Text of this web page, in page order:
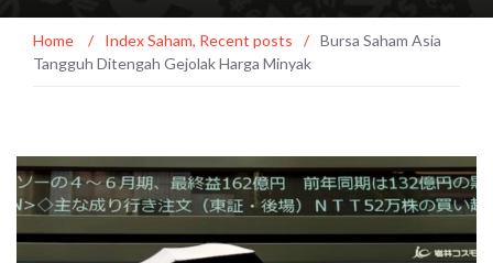
Home / Index Saham, Recent posts / Bursa Saham Asia
Tangguh Ditengah Gejolak Harga Minyak